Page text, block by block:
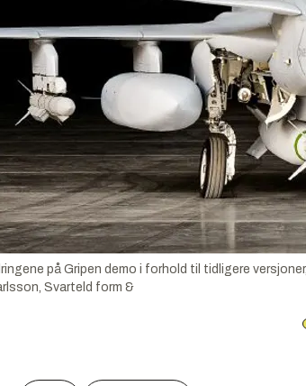
på Gripen demo i forhold til tidligere
Svarteld form &